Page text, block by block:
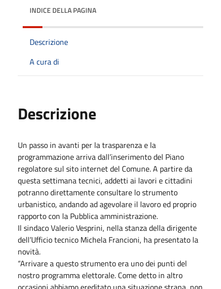
INDICE DELLA PAGINA
Descrizione
A cura di
Descrizione
Un passo in avanti per la trasparenza e la
programmazione arriva dall’inserimento del Piano
regolatore sul sito internet del Comune. A partire da
questa settimana tecnici, addetti ai lavori e cittadini
potranno direttamente consultare lo strumento
urbanistico, andando ad agevolare il lavoro ed proprio
rapporto con la Pubblica amministrazione.
Il sindaco Valerio Vesprini, nella stanza della dirigente
dell’Ufficio tecnico Michela Francioni, ha presentato la
novità.
“Arrivare a questo strumento era uno dei punti del
nostro programma elettorale. Come detto in altro